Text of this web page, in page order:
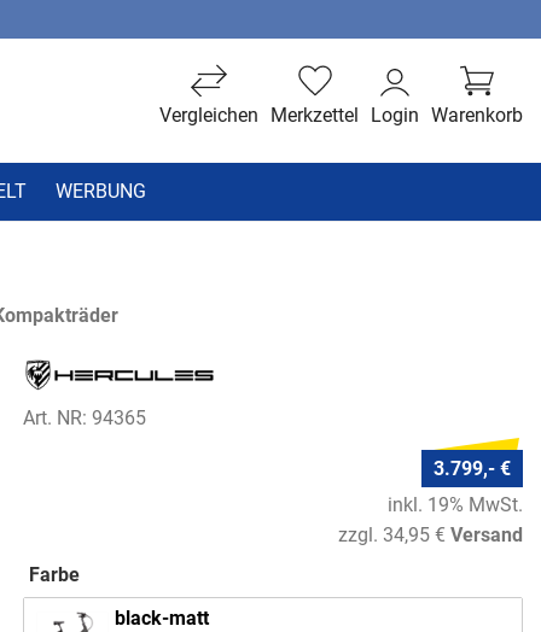
Warenkorb
Login
Merkzettel
Vergleichen
WERBUNG
Art. NR: 94365
3.799,- €
inkl. 19% MwSt.
zzgl. 34,95 € Versand
Farbe
black-matt